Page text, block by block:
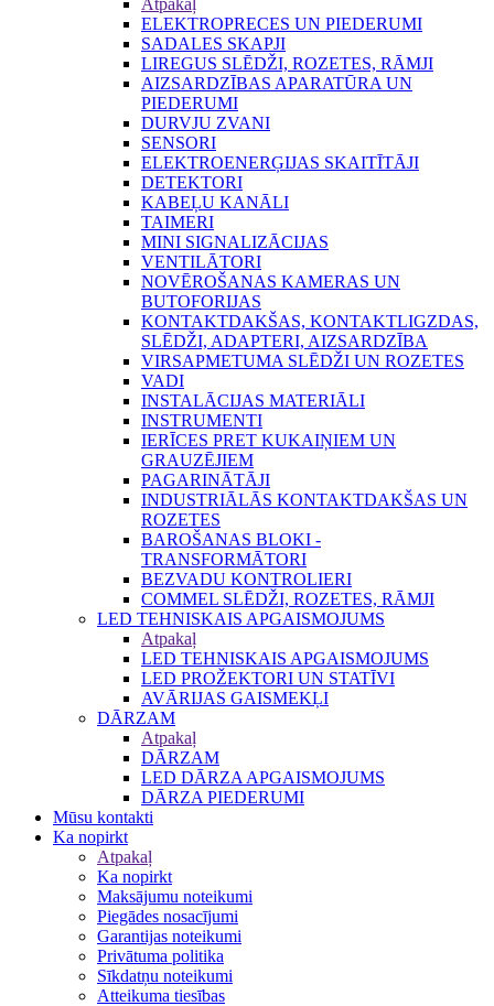
Atpakaļ
ELEKTROPRECES UN PIEDERUMI
SADALES SKAPJI
LIREGUS SLĒDŽI, ROZETES, RĀMJI
AIZSARDZĪBAS APARATŪRA UN
PIEDERUMI
DURVJU ZVANI
SENSORI
ELEKTROENERĢIJAS SKAITĪTĀJI
DETEKTORI
KABEĻU KANĀLI
TAIMERI
MINI SIGNALIZĀCIJAS
VENTILĀTORI
NOVĒROŠANAS KAMERAS UN
BUTOFORIJAS
KONTAKTDAKŠAS, KONTAKTLIGZDAS,
SLĒDŽI, ADAPTERI, AIZSARDZĪBA
VIRSAPMETUMA SLĒDŽI UN ROZETES
VADI
INSTALĀCIJAS MATERIĀLI
INSTRUMENTI
IERĪCES PRET KUKAIŅIEM UN
GRAUZĒJIEM
PAGARINĀTĀJI
INDUSTRIĀLĀS KONTAKTDAKŠAS UN
ROZETES
BAROŠANAS BLOKI -
TRANSFORMĀTORI
BEZVADU KONTROLIERI
COMMEL SLĒDŽI, ROZETES, RĀMJI
LED TEHNISKAIS APGAISMOJUMS
Atpakaļ
LED TEHNISKAIS APGAISMOJUMS
LED PROŽEKTORI UN STATĪVI
AVĀRIJAS GAISMEKĻI
DĀRZAM
Atpakaļ
DĀRZAM
LED DĀRZA APGAISMOJUMS
DĀRZA PIEDERUMI
Mūsu kontakti
Ka nopirkt
Atpakaļ
Ka nopirkt
Maksājumu noteikumi
Piegādes nosacījumi
Garantijas noteikumi
Privātuma politika
Sīkdatņu noteikumi
Atteikuma tiesības